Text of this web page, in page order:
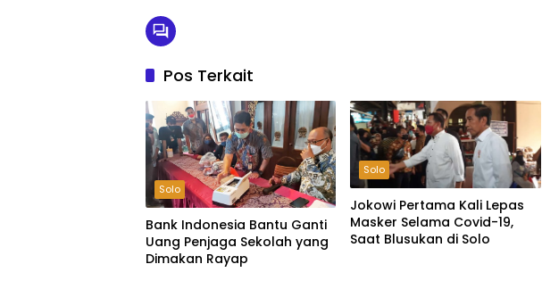
Pos Terkait
Solo
Bank Indonesia Bantu Ganti
Uang Penjaga Sekolah yang
Dimakan Rayap
Solo
Jokowi Pertama Kali Lepas
Masker Selama Covid-19,
Saat Blusukan di Solo